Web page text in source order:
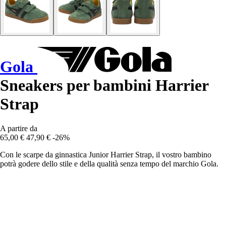
Gola
Sneakers per bambini Harrier
Strap
A partire da
65,00 € 47,90 € -26%
Con le scarpe da ginnastica Junior Harrier Strap, il vostro bambino
potrà godere dello stile e della qualità senza tempo del marchio Gola.